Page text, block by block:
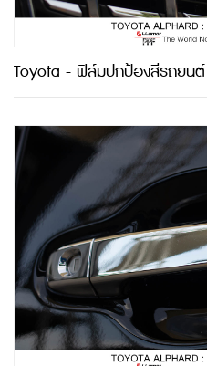
Toyota - ฟิล์มปกป้องสีรถยนต์